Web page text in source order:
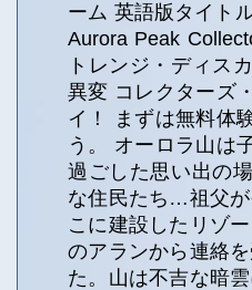
ーム 英語版タイト
Aurora Peak
トレンジ・ディス
異変 コレクターズ
イ！ まずは無料体
う。 オーロラ山は
過ごした思い出の
な住民たち…祖父
こに建設したリゾ
のアランから連絡
た。山は不吉な暗